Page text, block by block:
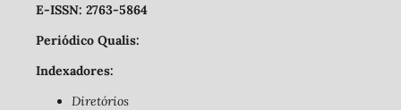
E-ISSN: 2763-5864
Periódico Qualis:
Indexadores:
Diretórios